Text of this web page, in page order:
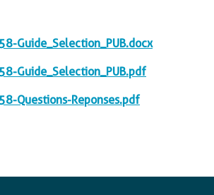
Guide_Selection_PUB.docx
Guide_Selection_PUB.pdf
Questions-Reponses.pdf